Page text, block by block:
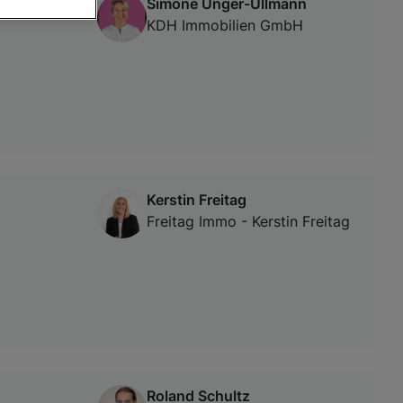
KDH Immobilien GmbH
Kerstin Freitag
Freitag Immo - Kerstin Freitag
Roland Schultz
oder Zugriff